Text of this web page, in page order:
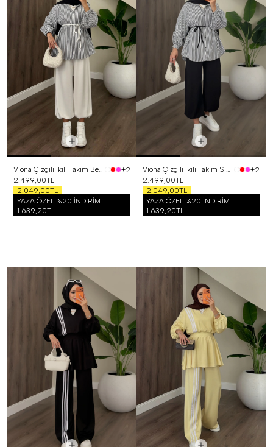
Viona Çizgili İkili Takım Beyaz
+2
2.499,00TL
2.049,00TL
YAZA ÖZEL %20 İNDİRİM
1.639,20TL
Viona Çizgili İkili Takım Siyah
+2
2.499,00TL
2.049,00TL
YAZA ÖZEL %20 İNDİRİM
1.639,20TL